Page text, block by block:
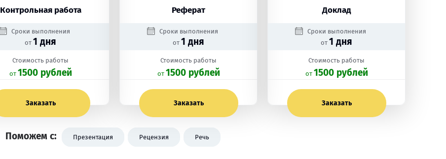
Контрольная работа
Сроки выполнения
от 1 дня
Стоимость работы
oт 1500 рублей
Заказать
Реферат
Сроки выполнения
от 1 дня
Стоимость работы
oт 1500 рублей
Заказать
Доклад
Сроки выполнения
от 1 дня
Стоимость работы
oт 1500 рублей
Заказать
Поможем с: Презентация Рецензия Речь